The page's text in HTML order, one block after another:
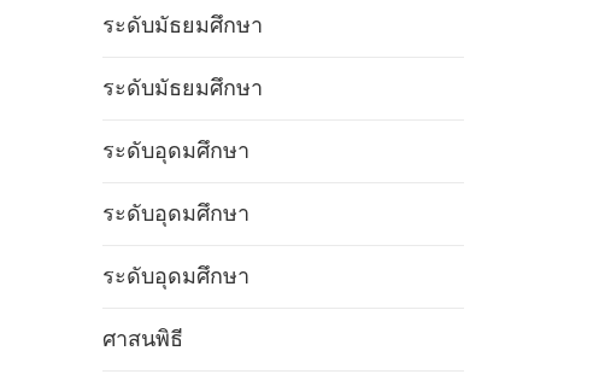
ระดับมัธยมศึกษา
ระดับมัธยมศึกษา
ระดับอุดมศึกษา
ระดับอุดมศึกษา
ระดับอุดมศึกษา
ศาสนพิธี